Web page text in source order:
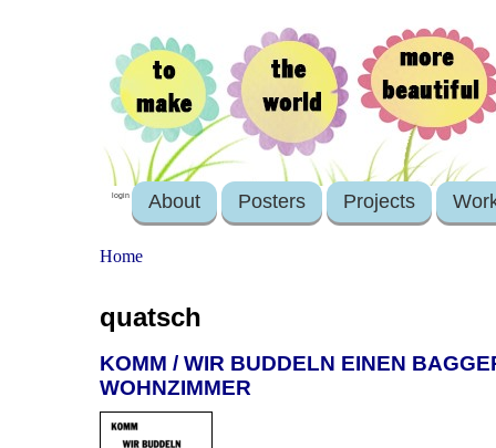
login About Posters Projects
Home
quatsch
KOMM / WIR BUDDELN EINEN
WOHNZIMMER